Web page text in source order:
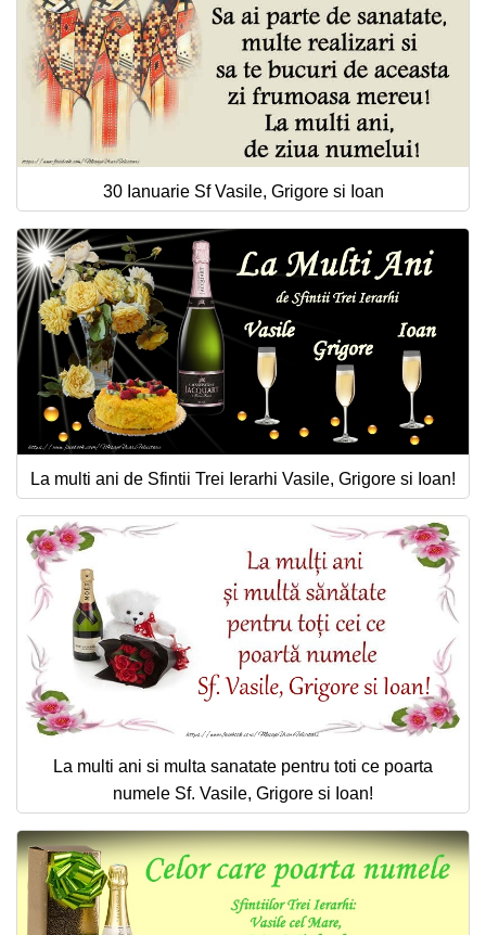
30 Ianuarie Sf Vasile, Grigore si Ioan
La multi ani de Sfintii Trei Ierarhi Vasile, Grigore si Ioan!
La multi ani si multa sanatate pentru toti ce poarta
numele Sf. Vasile, Grigore si Ioan!